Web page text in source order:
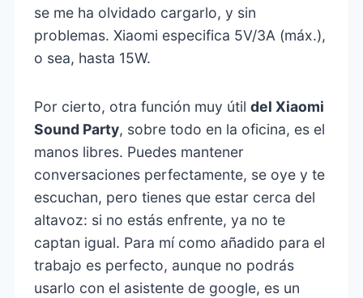
se me ha olvidado cargarlo, y sin
problemas. Xiaomi especifica 5V/3A (máx.),
o sea, hasta 15W.
Por cierto, otra función muy útildelXiaomi
Sound Party, sobre todo en la oficina, es el
manos libres. Puedes mantener
conversaciones perfectamente, se oye y te
escuchan, pero tienes que estar cerca del
altavoz: si no estás enfrente, ya no te
captan igual. Para mí como añadido para el
trabajo es perfecto, aunque no podrás
usarlo con el asistente de google, es un